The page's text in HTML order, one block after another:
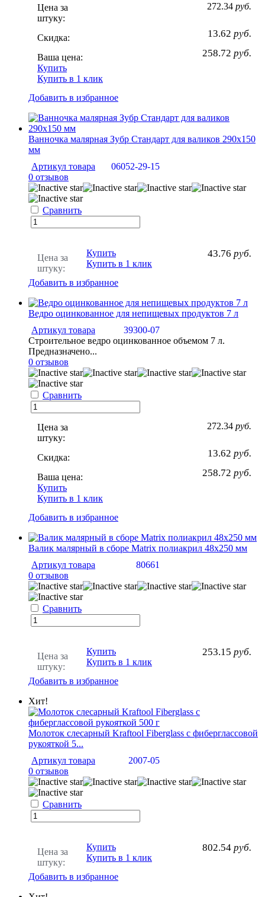
Цена за
штуку:
272.34 руб.
Скидка: 13.62 руб.
Ваша цена: 258.72 руб.
Купить
Купить в 1 клик
Добавить в избранное
Ванночка малярная Зубр Стандарт для валиков 290х150
мм
Артикул товара
06052-29-15
0 отзывов
Сравнить
Цена за
штуку:
43.76 руб.
Купить
Купить в 1 клик
Добавить в избранное
Ведро оцинкованное для непищевых продуктов 7 л
Артикул товара
39300-07
Строительное ведро оцинкованное объемом 7 л.
Предназначено...
0 отзывов
Сравнить
Цена за
штуку:
272.34 руб.
Скидка: 13.62 руб.
Ваша цена: 258.72 руб.
Купить
Купить в 1 клик
Добавить в избранное
Валик малярный в сборе Matrix полиакрил 48х250 мм
Артикул товара
80661
0 отзывов
Сравнить
Цена за
штуку:
253.15 руб.
Купить
Купить в 1 клик
Добавить в избранное
Хит!
Молоток слесарный Kraftool Fiberglass с фиберглассовой
рукояткой 5...
Артикул товара
2007-05
0 отзывов
Сравнить
Цена за
штуку:
802.54 руб.
Купить
Купить в 1 клик
Добавить в избранное